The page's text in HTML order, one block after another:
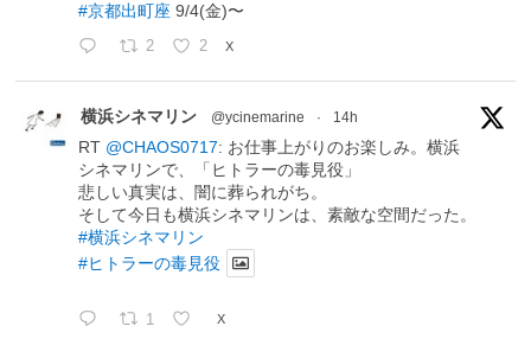
#京都出町座 9/4(金)〜
2 2 X
横浜シネマリン @ycinemarine · 14h
RT @CHAOS0717: お仕事上がりのお楽しみ。横浜
シネマリンで、「ヒトラーの毒見役」
悲しい真実は、闇に葬られがち。
そして今日も横浜シネマリンは、素敵な空間だった。
#横浜シネマリン
#ヒトラーの毒見役
1 X